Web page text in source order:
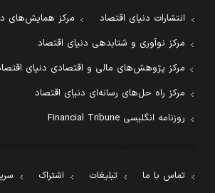
انتشارات دنیای اقتصاد
مرکز همایش‌های
مرکز نوآوری و شتابدهی دنیای اقتصاد
مرکز پژوهش‌های مالی و اقتصادی دنیای
مرکز راه حل‌های رسانه‌ای دنیای اقتصاد
روزنامه انگلیسی Financial Tribune
تماس با ما تبلیغات اشتراک